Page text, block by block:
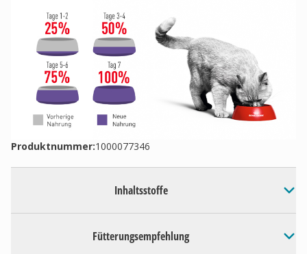
Produktnummer:1000077346
Inhaltsstoffe
Fütterungsempfehlung